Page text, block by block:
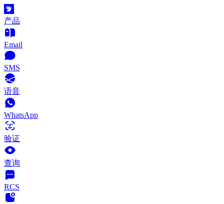
产品
Email
SMS
语音
WhatsApp
验证
查询
RCS